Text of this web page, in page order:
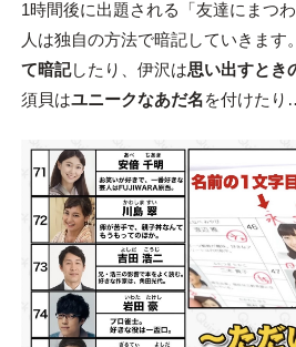
1時間後に出題される「友達にまつ
人は独自の方法で暗記していきます
て暗記したり、伊沢は思い出すとき
須貝はユニークなあだ名を付けたり